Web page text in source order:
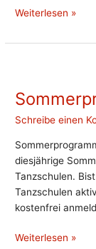
Weiterlesen »
Schreibe einen
diesjährige
Tanzschulen.
Tanzschulen
kostenfrei
Weiterlesen »